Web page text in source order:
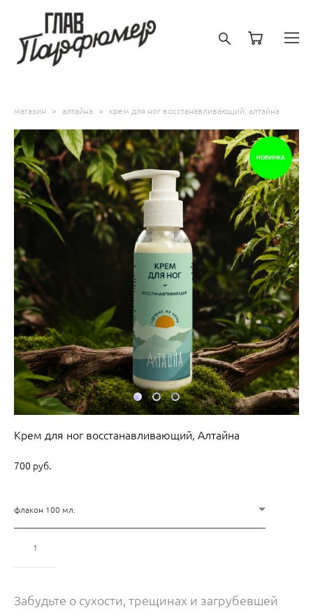
магазин > алтайна > крем для ног восстанавливающий, алтайна
НОВИНКА
Крем для ног восстанавливающий, Алтайна
700 pуб.
флакон 100 мл.
Забудьте о сухости, трещинах и загрубевшей